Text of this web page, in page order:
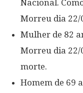
Nacional.
Morreu dia 22/
Mulher de 82
Morreu dia 22/
morte.
Homem de 69